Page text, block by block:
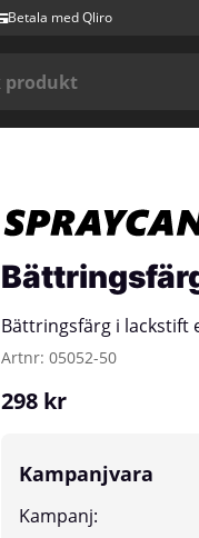
Betala med Qliro
Bättringsfärg i lackstift
Artnr: 05052-50
298 kr
Kampanjvara
Kampanj: